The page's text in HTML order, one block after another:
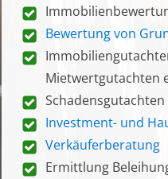
Bewertung von
Mietwertgutachten
Schadensgutachten
Investment- und
Verkäuferberatung
Ermittlung